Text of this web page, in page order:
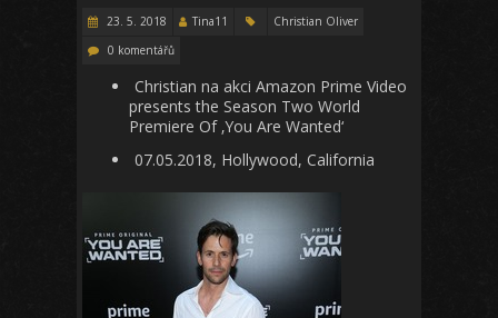
23. 5. 2018 Tina11
Christian Oliver
0 komentářů
Christian na akci Amazon Prime Video
presents the Season Two World
Premiere Of ‚You Are Wanted‘
07.05.2018, Hollywood, California